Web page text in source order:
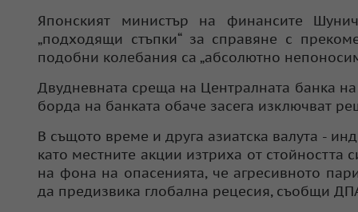
Японският министър на финансите
„подходящи стъпки“ за справяне с
подобни колебания са „абсолютно
Двудневната среща на Централната банка
борда на банката обаче засега изключват
В същото време и друга азиатска валута -
като местните акции изтриха от стойността
на фона на опасенията, че агресивното
да предизвика глобална рецесия, съобщи